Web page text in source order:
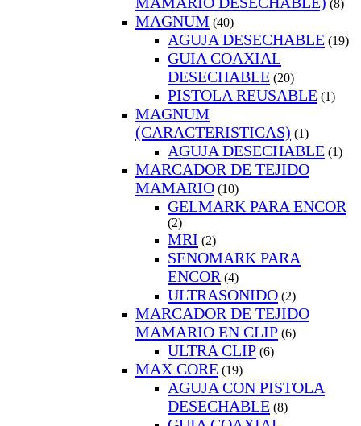
(8)
MAGNUM (40)
AGUJA DESECHABLE (19)
GUIA COAXIAL
DESECHABLE (20)
PISTOLA REUSABLE (1)
MAGNUM
(CARACTERISTICAS) (1)
AGUJA DESECHABLE (1)
MARCADOR DE TEJIDO
MAMARIO (10)
GELMARK PARA ENCOR
(2)
MRI (2)
SENOMARK PARA
ENCOR (4)
ULTRASONIDO (2)
MARCADOR DE TEJIDO
MAMARIO EN CLIP (6)
ULTRA CLIP (6)
MAX CORE (19)
AGUJA CON PISTOLA
DESECHABLE (8)